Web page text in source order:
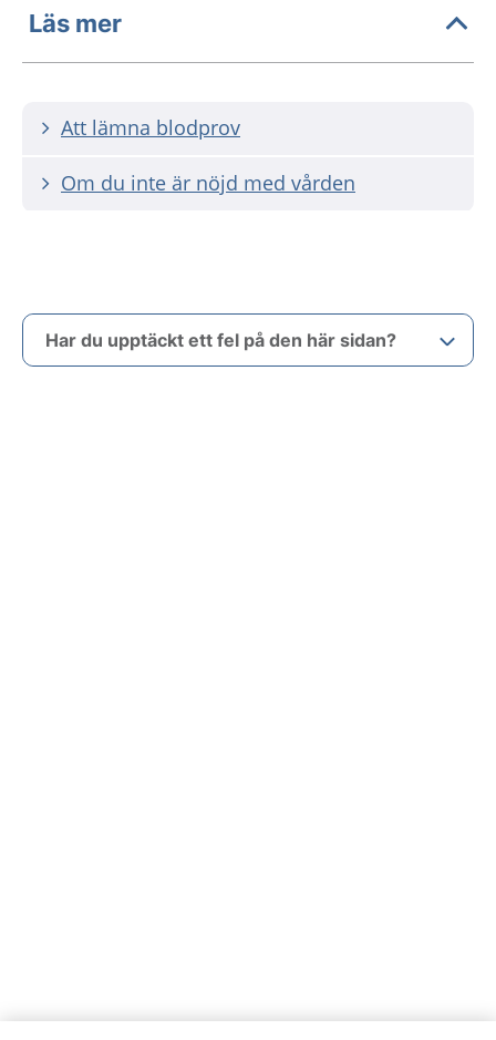
Läs mer
Att lämna blodprov
Om du inte är nöjd med vården
Har du upptäckt ett fel på den här sidan?